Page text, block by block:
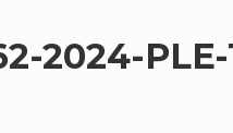
2024-PLE-